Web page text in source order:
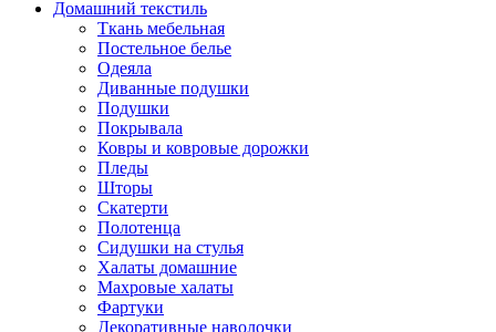
Домашний текстиль
Ткань мебельная
Постельное белье
Одеяла
Диванные подушки
Подушки
Покрывала
Ковры и ковровые дорожки
Пледы
Шторы
Скатерти
Полотенца
Сидушки на стулья
Халаты домашние
Махровые халаты
Фартуки
Декоративные наволочки